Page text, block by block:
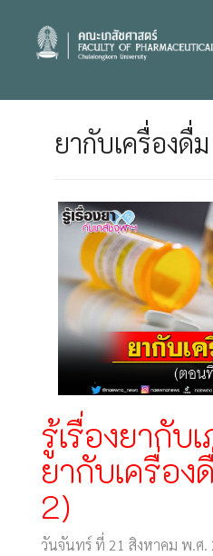
content
ยากับเครื่องดื่
รู้เรื่องยากับ
ยากับเครื่อ
2)
วันจันทร์ ที่ 21 สิงหาคม พ.ศ.